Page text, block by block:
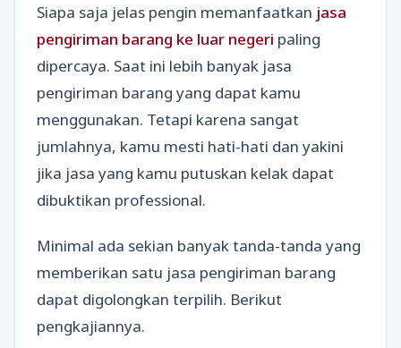
Siapa saja jelas pengin memanfaatkan jasa
pengiriman barang ke luar negeri paling
dipercaya. Saat ini lebih banyak jasa
pengiriman barang yang dapat kamu
menggunakan. Tetapi karena sangat
jumlahnya, kamu mesti hati-hati dan yakini
jika jasa yang kamu putuskan kelak dapat
dibuktikan professional.
Minimal ada sekian banyak tanda-tanda yang
memberikan satu jasa pengiriman barang
dapat digolongkan terpilih. Berikut
pengkajiannya.